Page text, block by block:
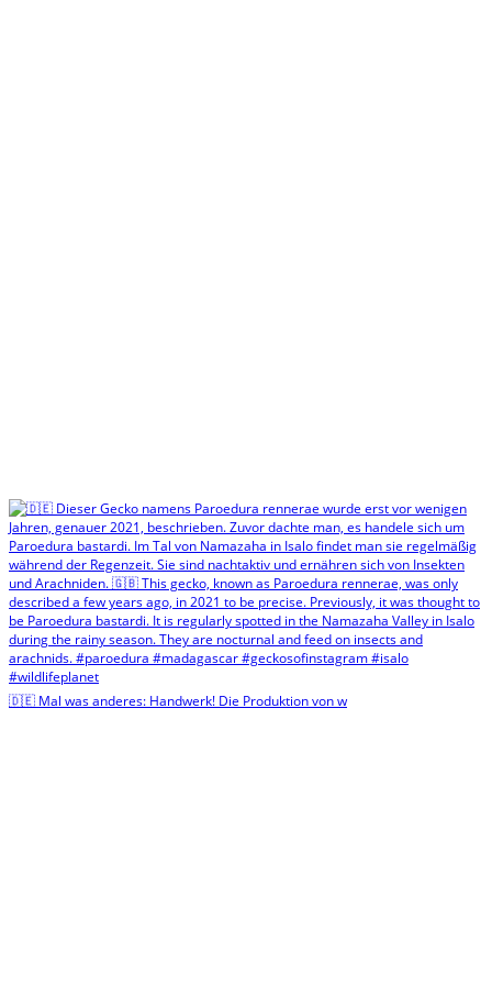
🇩🇪 Mal was anderes: Handwerk! Die Produktion von w